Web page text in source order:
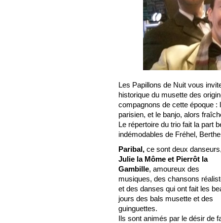
Les Papillons de Nuit vous
historique du musette des
compagnons de cette époque :
parisien, et le banjo, alors
Le répertoire du trio fait la part
indémodables de Fréhel,
Paribal, ce sont deux
Julie la Môme et Pierrôt la
Gambille, amoureux des
musiques, des chansons
et des danses qui ont fait les
jours des bals musette et des
guinguettes.
Ils sont animés par le désir de